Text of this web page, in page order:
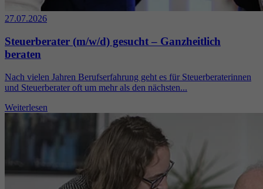
27.07.2026
Steuerberater (m/w/d) gesucht – Ganzheitlich
beraten
Nach vielen Jahren Berufserfahrung geht es für Steuerberaterinnen
und Steuerberater oft um mehr als den nächsten...
Weiterlesen